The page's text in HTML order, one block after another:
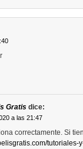
Gratis dice:
a las 21:47
correctamente. Si
tutoriales-